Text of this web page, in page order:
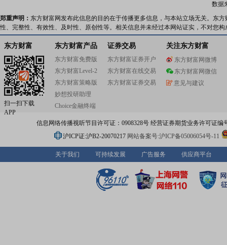
数据
郑重声明： 东方财富网发布此信息的目的在于传播更多信息，与本站立场无关。东
性、完整性、有效性、及时性、原创性等。相关信息并未经过本网站证实，不对您
东方财富
扫一扫下载
APP
东方财富产品
东方财富免费版
东方财富Level-2
东方财富策略版
妙想投研助理
Choice金融终端
证券交易
东方财富证券开户
东方财富在线交易
东方财富证券交易
关注东方财富
东方财富网微博
东方财富网微信
意见与建议
信息网络传播视听节目许可证：0908328号 经营证券期货业务许可证编
沪ICP证:沪B2-20070217 网站备案号:沪ICP备05006054号-11
关于我们 可持续发展 广告服务 供应商平台